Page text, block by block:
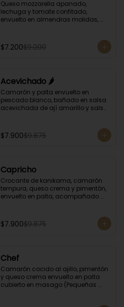
Queso mozzarella apanado,
lechuga y tomate confitado,
envuelto en almendras molidas,
$7.200$9.000
Acevichado 🌶️
Camarón y palta envuelto en
pescado blanco, bañado en salsa
acevichada de ají amarillo y salsa
$7.900$9.875
Capricho
Crocante de kanikama, camarón
tempura, queso crema y pimentón,
envuelto en palta, acompañado
$7.900$9.875
Chef
Camarón cocido al ajillo, pimentón
y queso crema envuelto en palta
cubierto en masago (Pequeñas